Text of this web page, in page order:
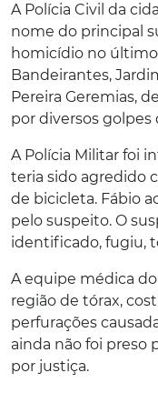
A Polícia Civil da
nome do principal
homicídio no
Bandeirantes,
Pereira Geremias,
por diversos golpes
A Polícia Militar foi
teria sido agredido
de bicicleta. Fábio
pelo suspeito. O
identificado, fugiu,
A equipe médica
região de tórax,
perfurações
ainda não foi preso
por justiça.